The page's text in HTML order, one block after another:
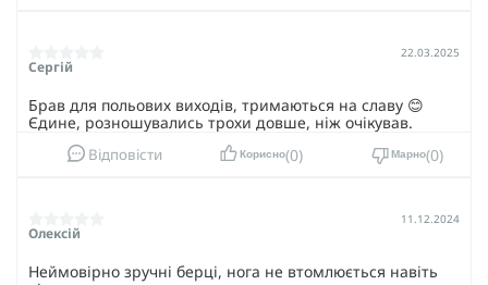
Сергій
22.03.2025
Брав для польових виходів, тримаються на славу 😊
Єдине, розношувались трохи довше, ніж очікував.
Відповісти Корисно 0 Марно 0
Олексій
11.12.2024
Неймовірно зручні берці, нога не втомлюється навіть